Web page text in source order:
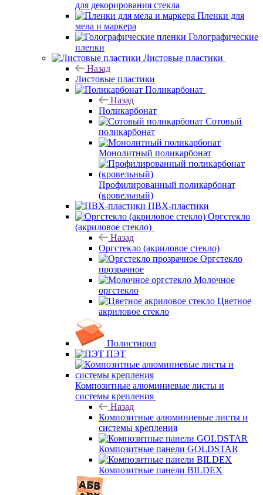
для декорирования стекла
Пленки для
мела и маркера
Голографические
пленки
Листовые пластики
Назад
Листовые пластики
Поликарбонат
Назад
Поликарбонат
Сотовый
поликарбонат
Монолитный поликарбонат
Профилированный поликарбонат
(кровельный)
ПВХ-пластики
Оргстекло
(акриловое стекло)
Назад
Оргстекло (акриловое стекло)
Оргстекло
прозрачное
Молочное
оргстекло
Цветное
акриловое стекло
Полистирол
ПЭТ
Композитные алюминиевые листы и
системы крепления
Назад
Композитные алюминиевые листы и
системы крепления
Композитные панели GOLDSTAR
Композитные панели BILDEX